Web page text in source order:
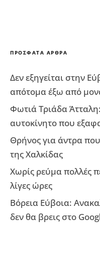
ΠΡΌΣΦΑΤΑ ΆΡΘΡΑ
Δεν εξηγείται στην
απότομα έξω από
Φωτιά Τριάδα
αυτοκίνητο που
Θρήνος για άντρα
της Χαλκίδας
Χωρίς ρεύμα πολλές
λίγες ώρες
Βόρεια Εύβοια:
δεν θα βρεις στο